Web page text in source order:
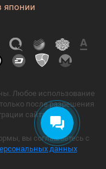
японии
Любое использование
после разрешения
сайта).
вы соглашаетесь с
данных